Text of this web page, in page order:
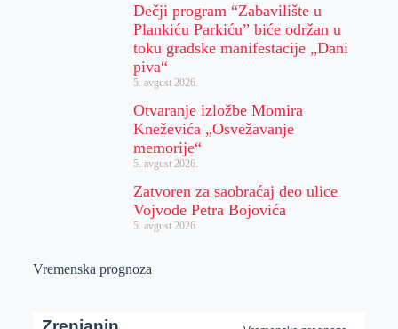
Dečji program “Zabavilište u
Plankiću Parkiću” biće održan u
toku gradske manifestacije „Dani
piva“
5. avgust 2026.
Otvaranje izložbe Momira
Kneževića „Osvežavanje
memorije“
5. avgust 2026.
Zatvoren za saobraćaj deo ulice
Vojvode Petra Bojovića
5. avgust 2026.
Vremenska prognoza